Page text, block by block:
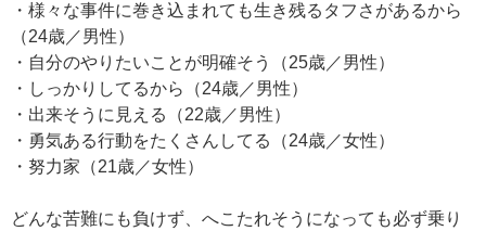
・様々な事件に巻き込まれても生き残るタフさがあるから
（24歳／男性）
・自分のやりたいことが明確そう（25歳／男性）
・しっかりしてるから（24歳／男性）
・出来そうに見える（22歳／男性）
・勇気ある行動をたくさんしてる（24歳／女性）
・努力家（21歳／女性）
どんな苦難にも負けず、へこたれそうになっても必ず乗り